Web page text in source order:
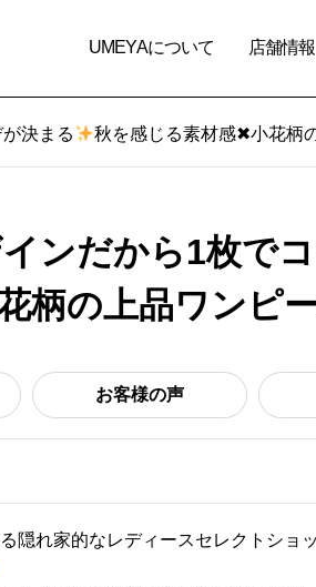
UMEYAについて 店舗情報
決まる 秋を感じる素材感✖小花柄
ンだから1枚で
柄の上品ワンピ
お客様の声
隠れ家的なレディースセレクトショ